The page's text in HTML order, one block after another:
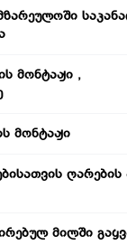
მონტაჟი ,
მონტაჟი
ღარების
მილში